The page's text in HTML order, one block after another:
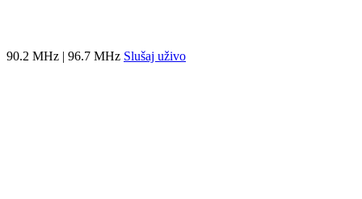
90.2 MHz | 96.7 MHz Slušaj uživo